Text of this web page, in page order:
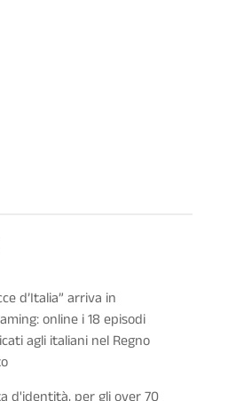
d’Italia” arriva in
online i 18 episodi
agli italiani nel Regno